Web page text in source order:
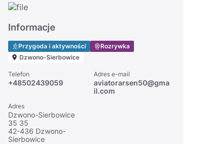
Certyfikaty POT
Turystyczne
Restauracje Michelin
Svenska
Informacje
Przygoda i aktywności
Rozrywka
Dzwono-Sierbowice
Telefon
+48502439059
Adres e-mail
aviatorarsen50@gma
il.com
Adres
Dzwono-Sierbowice
35 35
42-436 Dzwono-
Sierbowice